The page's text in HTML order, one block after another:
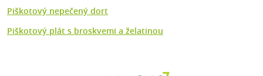
Piškotový nepečený dort
Piškotový plát s broskvemi a želatinou